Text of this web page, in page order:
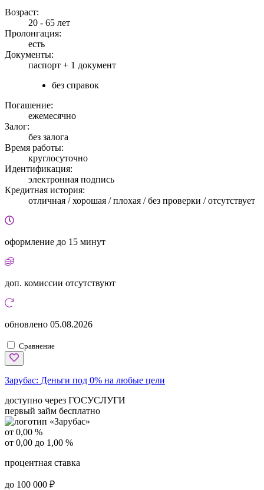
Возраст:
20 - 65 лет
Пролонгация:
есть
Документы:
паспорт + 1 документ
без справок
Погашение:
ежемесячно
Залог:
без залога
Время работы:
круглосуточно
Идентификация:
электронная подпись
Кредитная история:
отличная / хорошая / плохая / без проверки / отсутствует
оформление до 15 минут
доп. комиссии отсутствуют
обновлено 05.08.2026
Сравнение
Зарубас: Деньги под 0% на любые цели
доступно через ГОСУСЛУГИ
первый займ бесплатно
от 0,00 %
от 0,00 до 1,00 %
процентная ставка
до 100 000 ₽